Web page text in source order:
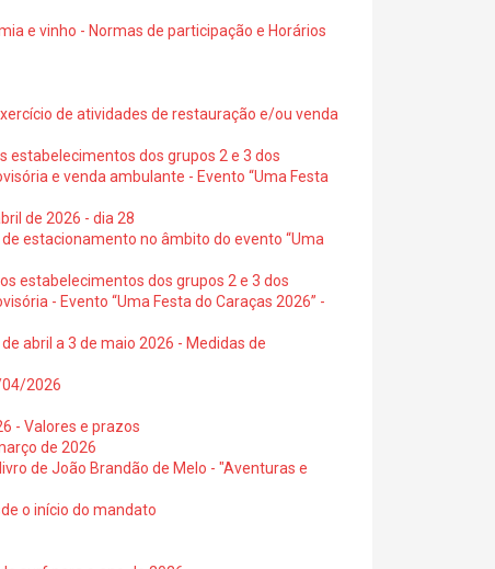
e vinho - Normas de participação e Horários
de atividades de restauração e/ou venda
estabelecimentos dos grupos 2 e 3 dos
e venda ambulante - Evento “Uma Festa
de 2026 - dia 28
estacionamento no âmbito do evento “Uma
estabelecimentos dos grupos 2 e 3 dos
- Evento “Uma Festa do Caraças 2026” -
abril a 3 de maio 2026 - Medidas de
04/2026
- Valores e prazos
de 2026
de João Brandão de Melo - "Aventuras e
o início do mandato